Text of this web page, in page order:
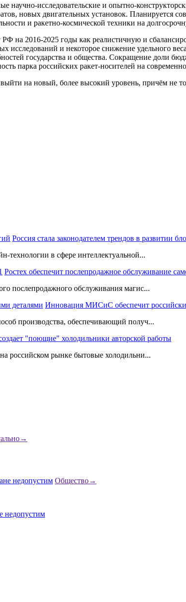
исследовательские и опытно-
новых двигательных установок. Планируется
и ракетно-космической техники на
на 2016-2025 годы как реалистичную и
и некоторое снижение удельного
государства и общества. Сокращение доли
парка российских ракет-носителей на
на новый, более высокий уровень, причём не
Россия стала законодателем трендов в развитии
технологии в сфере интеллектуальной...
Ростех обеспечит послепродажное обслуживание
послепродажного обслуживания магис...
Инновация МИСиС обеспечит
производства, обеспечивающий получ...
"поющие" холодильники авторской работы
российском рынке бытовые холодильни...
→
Общество→
недопустим